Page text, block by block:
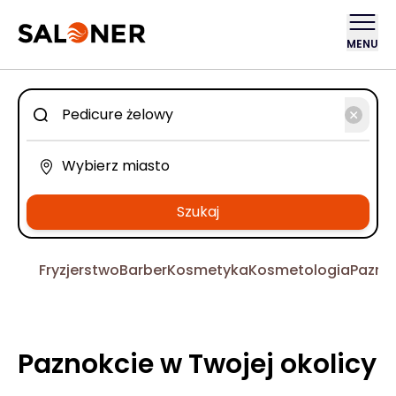
MENU
Szukaj
FryzjerstwoBarberKosmetykaKosmetologia
Paznokcie w Twojej okolicy